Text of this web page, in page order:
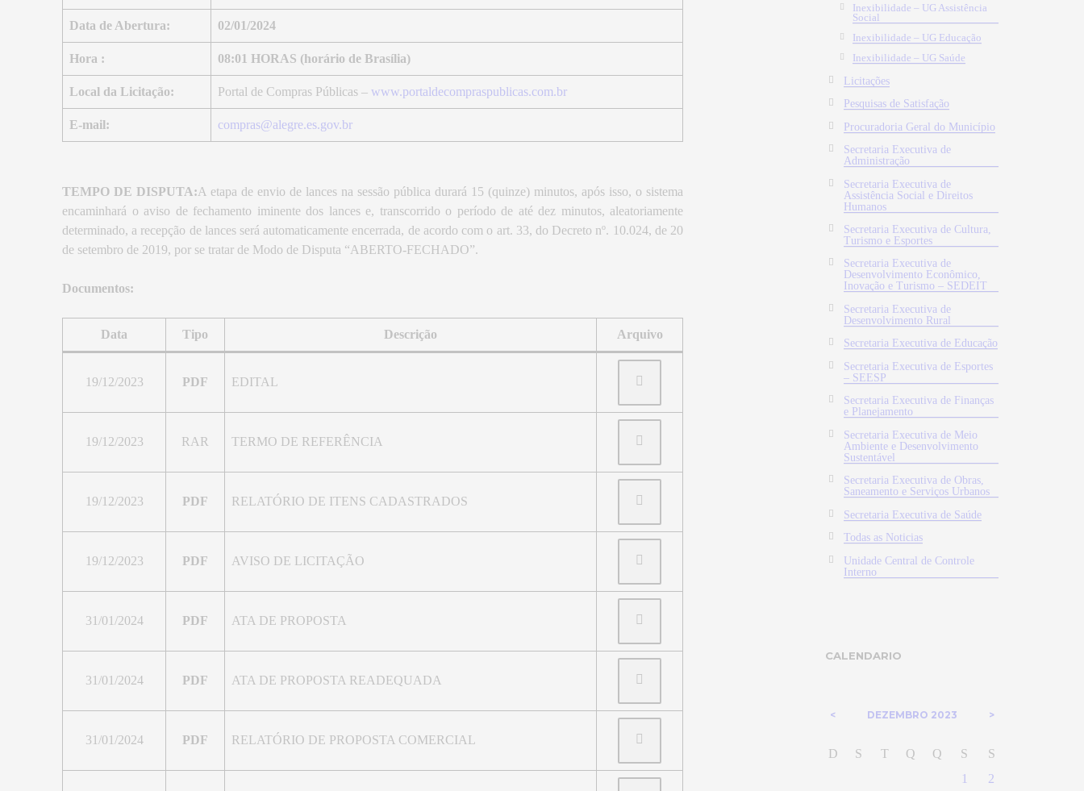
Data de Abertura: 02/01/2024
Hora : 08:01 HORAS (horário de Brasília)
Local da Licitação: Portal de Compras Públicas – www.portaldecompraspublicas.com.br
E-mail: compras@alegre.es.gov.br
TEMPO DE DISPUTA:A etapa de envio de lances na sessão pública durará 15 (quinze) minutos, após isso, o sistema
encaminhará o aviso de fechamento iminente dos lances e, transcorrido o período de até dez minutos, aleatoriamente
determinado, a recepção de lances será automaticamente encerrada, de acordo com o art. 33, do Decreto nº. 10.024, de 20
de setembro de 2019, por se tratar de Modo de Disputa “ABERTO-FECHADO”.
Documentos:
Data Tipo Descrição Arquivo
19/12/2023 PDF EDITAL
19/12/2023 RAR TERMO DE REFERÊNCIA
19/12/2023 PDF RELATÓRIO DE ITENS CADASTRADOS
19/12/2023 PDF AVISO DE LICITAÇÃO
31/01/2024 PDF ATA DE PROPOSTA
31/01/2024 PDF ATA DE PROPOSTA READEQUADA
31/01/2024 PDF RELATÓRIO DE PROPOSTA COMERCIAL
Inexibilidade – UG Assistência
Social
Inexibilidade – UG Educação
Inexibilidade – UG Saúde
Licitações
Pesquisas de Satisfação
Procuradoria Geral do Município
Secretaria Executiva de
Administração
Secretaria Executiva de
Assistência Social e Direitos
Humanos
Secretaria Executiva de Cultura,
Turismo e Esportes
Secretaria Executiva de
Desenvolvimento Econômico,
Inovação e Turismo – SEDEIT
Secretaria Executiva de
Desenvolvimento Rural
Secretaria Executiva de Educação
Secretaria Executiva de Esportes
– SEESP
Secretaria Executiva de Finanças
e Planejamento
Secretaria Executiva de Meio
Ambiente e Desenvolvimento
Sustentável
Secretaria Executiva de Obras,
Saneamento e Serviços Urbanos
Secretaria Executiva de Saúde
Todas as Noticias
Unidade Central de Controle
Interno
CALENDARIO
DEZEMBRO 2023
D S T Q Q S
S
1
2